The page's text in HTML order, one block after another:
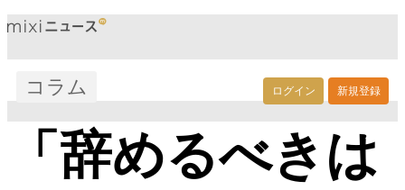
ログイン 新規登録
コラム
「辞めるべきは